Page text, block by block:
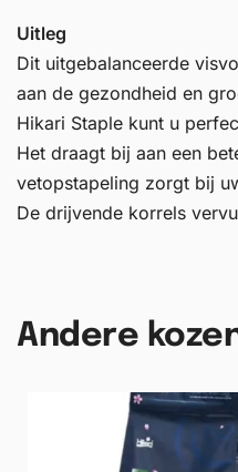
Uitleg
Dit uitgebalanceerde
aan de gezondheid en
Hikari Staple kunt u
Het draagt bij aan een
vetopstapeling zorgt bij
De drijvende korrels
Andere